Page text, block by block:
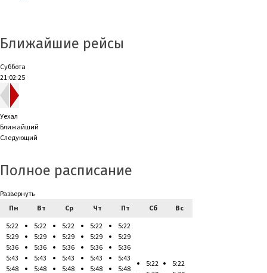
Ближайшие рейсы
Суббота
21:02:25
Уехал
Ближайший
Следующий
Полное расписание
Развернуть
Пн
Вт Ср Чт Пт Сб
Вс
5:22
5:29
5:36
5:43
5:48
5:22
5:29
5:36
5:43
5:48
5:22
5:29
5:36
5:43
5:48
5:22
5:29
5:36
5:43
5:48
5:22
5:29
5:36
5:43
5:48
5:22
5:22